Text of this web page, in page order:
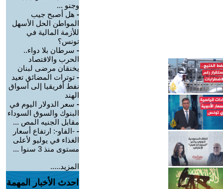
وجنو ...
- هل أصبح جيب
المواطن الحل الأسهل
للأزمة المالية في
تونس؟
- سرطان بلا دواء..
الحرب والاقتصاد
يخنقان مرضى لبنان
- توترات المضائق تعيد
نفط أفريقيا إلى أسواق
الهند
- سعر الدولار اليوم في
البنوك والسوق السوداء
مقابل الجنيه المص ...
- -الفاو-: ارتفاع أسعار
الغذاء في يوليو لأعلى
مستوى منذ 3 سنوا ...
المزيد.....
احدث الأخبار المهمة